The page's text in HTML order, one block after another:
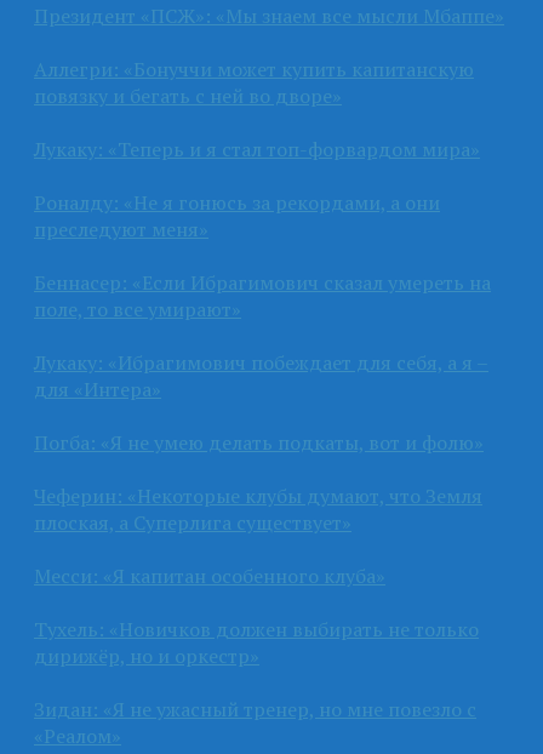
Президент «ПСЖ»: «Мы знаем все мысли Мбаппе»
Аллегри: «Бонуччи может купить капитанскую
повязку и бегать с ней во дворе»
Лукаку: «Теперь и я стал топ-форвардом мира»
Роналду: «Не я гонюсь за рекордами, а они
преследуют меня»
Беннасер: «Если Ибрагимович сказал умереть на
поле, то все умирают»
Лукаку: «Ибрагимович побеждает для себя, а я –
для «Интера»
Погба: «Я не умею делать подкаты, вот и фолю»
Чеферин: «Некоторые клубы думают, что Земля
плоская, а Суперлига существует»
Месси: «Я капитан особенного клуба»
Тухель: «Новичков должен выбирать не только
дирижёр, но и оркестр»
Зидан: «Я не ужасный тренер, но мне повезло с
«Реалом»